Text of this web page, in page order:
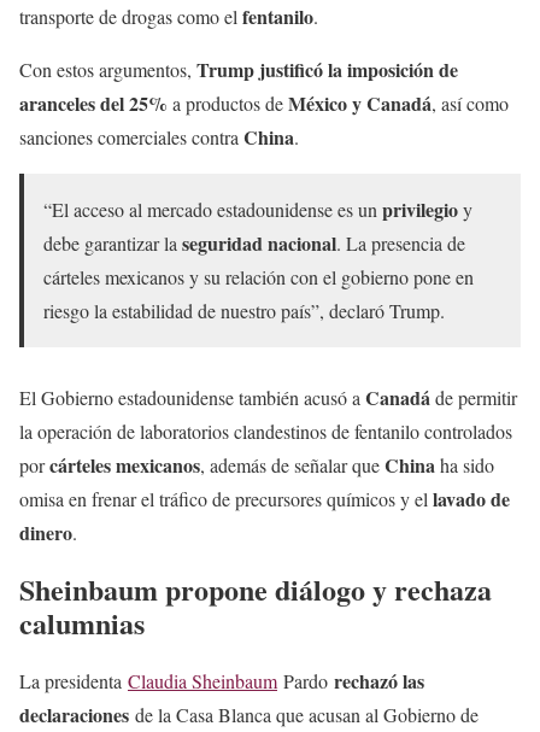
transporte de drogas como el fentanilo.
Con estos argumentos, Trump justificó la imposición de
aranceles del 25% a productos deMéxico y Canadá, así como
sanciones comerciales contra China.
“El acceso al mercado estadounidense es un privilegioy
debe garantizar la seguridad nacional. La presencia de
cárteles mexicanos y su relación con el gobierno pone en
riesgo la estabilidad de nuestro país”, declaró Trump.
El Gobierno estadounidense también acusó a Canadá de permitir
la operación de laboratorios clandestinos de fentanilo controlados
porcárteles mexicanos, además de señalar queChina ha sido
omisa en frenar el tráfico de precursores químicos y el lavado de
dinero.
Sheinbaum propone diálogo y rechaza
calumnias
La presidenta Claudia Sheinbaum Pardo rechazó las
declaraciones de la Casa Blanca que acusan al Gobierno de